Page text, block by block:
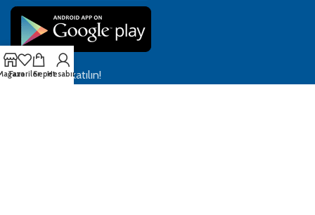
Bültenimize katılın!
FavorilerSepetHesabım